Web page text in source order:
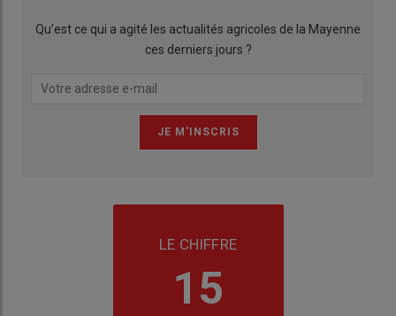
Qu’est ce qui a agité les actualités agricoles de la Mayenne
ces derniers jours ?
LE CHIFFRE
15